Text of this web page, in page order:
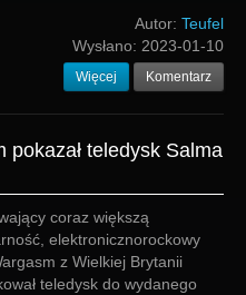
Autor: Teufel
Wysłano: 2023-01-10
Więcej Komentarz
pokazał teledysk Salma
coraz większą
elektronicznorockowy
z Wielkiej Brytanii
teledysk do wydanego